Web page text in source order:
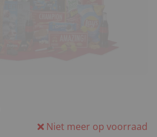
Niet meer op voorraad